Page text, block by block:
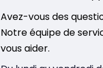
Avez-vous des
Notre équipe de
vous aider.